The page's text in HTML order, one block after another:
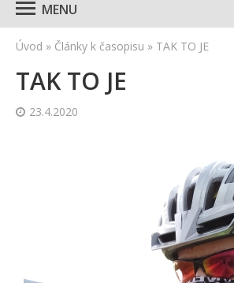
MENU
Úvod » Články k časopisu » TAK TO JE
TAK TO JE
23.4.2020